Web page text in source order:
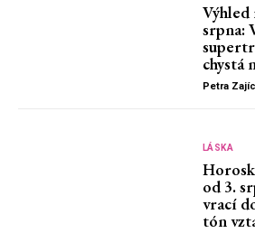
Výhled
srpna:
chystá
Petra
LÁSKA
od 3.
vrací
tón